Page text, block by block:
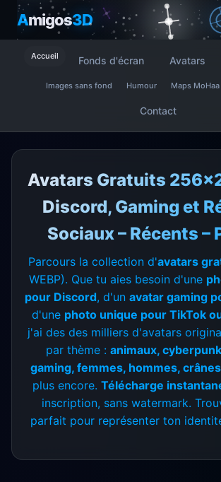
Amigos3D
Accueil Fonds d'écran Avatars
Images sans fond Humour Maps MoHaa
Contact
Avatars Gratuits
Discord, Gaming et
Sociaux – Récents –
Parcours la collection d'avatars
WEBP). Que tu aies besoin d'une
pour Discord, d'un avatar gaming
d'une photo unique pour TikTok
j'ai des des milliers d'avatars
par thème : animaux,
gaming, femmes, hommes,
plus encore. Télécharge
inscription, sans watermark.
parfait pour représenter ton